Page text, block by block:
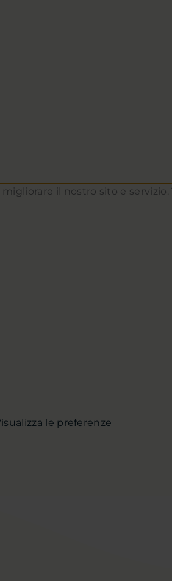
il nostro sito e
le preferenze